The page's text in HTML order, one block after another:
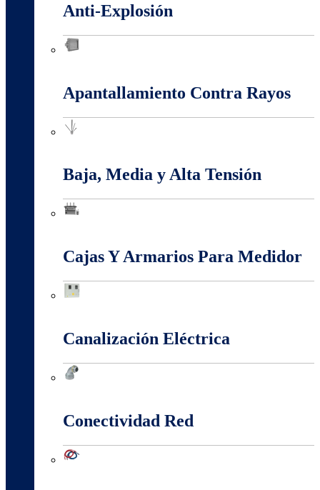
Anti-Explosión
Apantallamiento Contra Rayos
Baja, Media y Alta Tensión
Cajas Y Armarios Para Medidor
Canalización Eléctrica
Conectividad Red